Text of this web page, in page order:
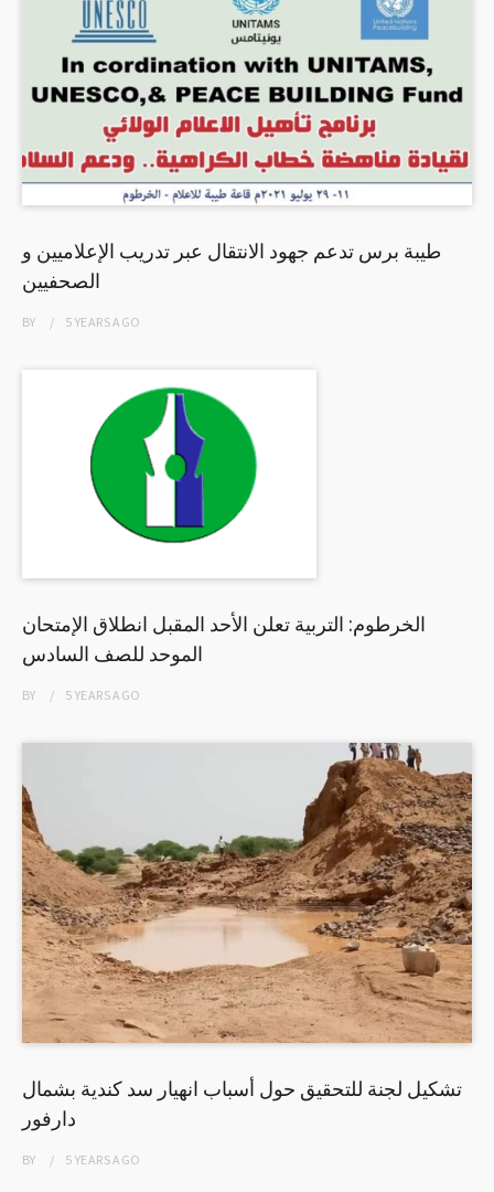
طيبة برس تدعم جهود الانتقال عبر تدريب الإعلاميين و
الصحفيين
BY 5 YEARSAGO
الخرطوم: التربية تعلن الأحد المقبل انطلاق الإمتحان
الموحد للصف السادس
BY 5 YEARSAGO
تشكيل لجنة للتحقيق حول أسباب انهيار سد كندية بشمال
دارفور
BY 5 YEARSAGO